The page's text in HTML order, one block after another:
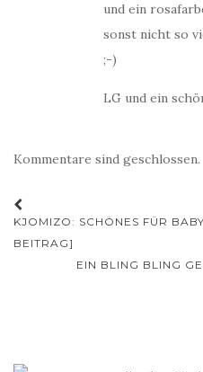
und ein
sonst nicht so
;-)
LG und ein
Kommentare sind geschlossen.
Beitrags-
Navigation
KJOMIZO: SCHÖNES FÜR
BEITRAG]
EIN BLING BLING